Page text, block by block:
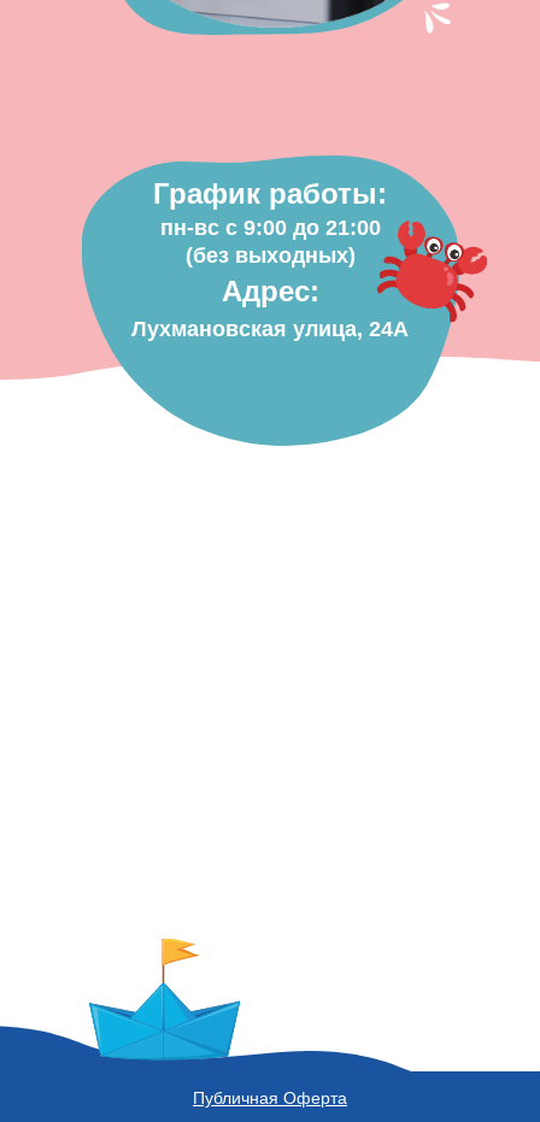
График работы:
Адрес:
Лухмановская улица, 24А
пн-вс с 9:00 до 21:00
(без выходных)
Публичная Оферта